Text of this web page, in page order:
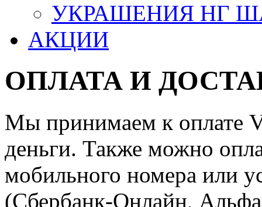
УКРАШЕНИЯ НГ
АКЦИИ
ОПЛАТА И
Мы принимаем к оплате
деньги. Также можно
мобильного номера или
(Сбербанк-Онлайн,